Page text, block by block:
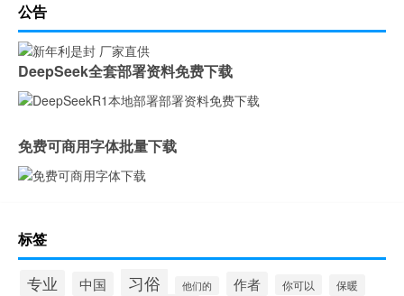
公告
DeepSeek全套部署资料免费下载
免费可商用字体批量下载
标签
专业 中国 习俗 他们的 作者 你可以 保暖